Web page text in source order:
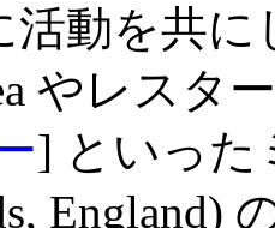
活動を共
やレスタ
] といった
England)